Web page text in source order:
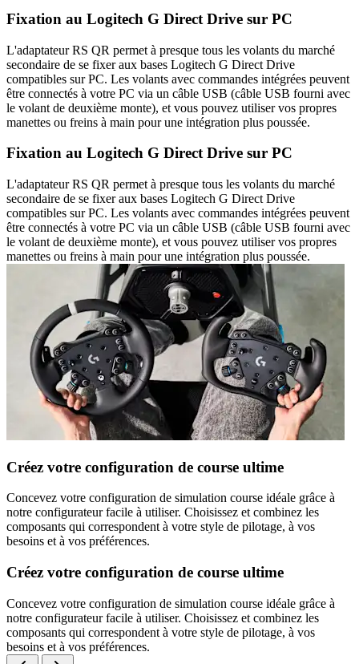
Fixation au Logitech G Direct Drive sur PC
L'adaptateur RS QR permet à presque tous les volants du marché
secondaire de se fixer aux bases Logitech G Direct Drive
compatibles sur PC. Les volants avec commandes intégrées peuvent
être connectés à votre PC via un câble USB (câble USB fourni avec
le volant de deuxième monte), et vous pouvez utiliser vos propres
manettes ou freins à main pour une intégration plus poussée.
Fixation au Logitech G Direct Drive sur PC
L'adaptateur RS QR permet à presque tous les volants du marché
secondaire de se fixer aux bases Logitech G Direct Drive
compatibles sur PC. Les volants avec commandes intégrées peuvent
être connectés à votre PC via un câble USB (câble USB fourni avec
le volant de deuxième monte), et vous pouvez utiliser vos propres
manettes ou freins à main pour une intégration plus poussée.
Créez votre configuration de course ultime
Concevez votre configuration de simulation course idéale grâce à
notre configurateur facile à utiliser. Choisissez et combinez les
composants qui correspondent à votre style de pilotage, à vos
besoins et à vos préférences.
Créez votre configuration de course ultime
Concevez votre configuration de simulation course idéale grâce à
notre configurateur facile à utiliser. Choisissez et combinez les
composants qui correspondent à votre style de pilotage, à vos
besoins et à vos préférences.